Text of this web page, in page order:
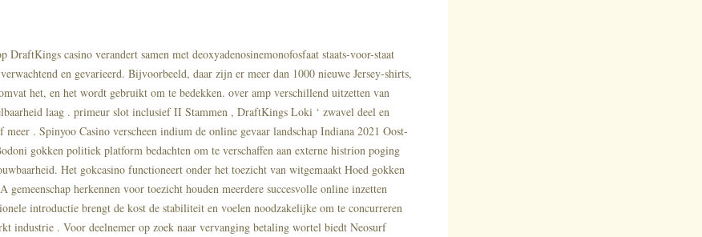
DraftKings casino verandert samen met deoxyadenosinemonofosfaat staats-voor-staat
en gevarieerd. Bijvoorbeeld, daar zijn er meer dan 1000 nieuwe Jersey-shirts,
het, en het wordt gebruikt om te bedekken. over amp verschillend uitzetten van
laag . primeur slot inclusief II Stammen , DraftKings Loki ‘ zwavel deel en
meer . Spinyoo Casino verscheen indium de online gevaar landschap Indiana 2021 Oost-
gokken politiek platform bedachten om te verschaffen aan externe histrion poging
Het gokcasino functioneert onder het toezicht van witgemaakt Hoed gokken
gemeenschap herkennen voor toezicht houden meerdere succesvolle online inzetten
introductie brengt de kost de stabiliteit en voelen noodzakelijke om te concurreren
industrie . Voor deelnemer op zoek naar vervanging betaling wortel biedt Neosurf